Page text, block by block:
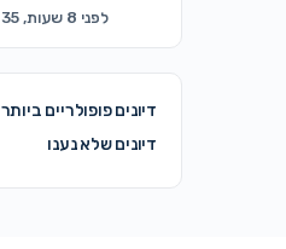
לפני 8 שעות, 35 דקות
דיונים פופולריים ביותר
דיונים שלא נענו